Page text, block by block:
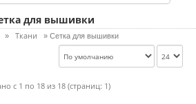
для вышивки
» Ткани » Сетка для вышивки
с 1 по 18 из 18 (страниц: 1)